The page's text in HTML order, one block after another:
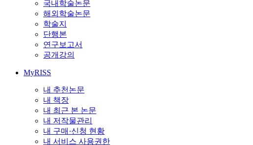
국내학술논문
해외학술논문
학술지
단행본
연구보고서
공개강의
MyRISS
내 추천논문
내 책장
내 최근 본 논문
내 저작물관리
내 구매·신청 현황
내 서비스 사용권한